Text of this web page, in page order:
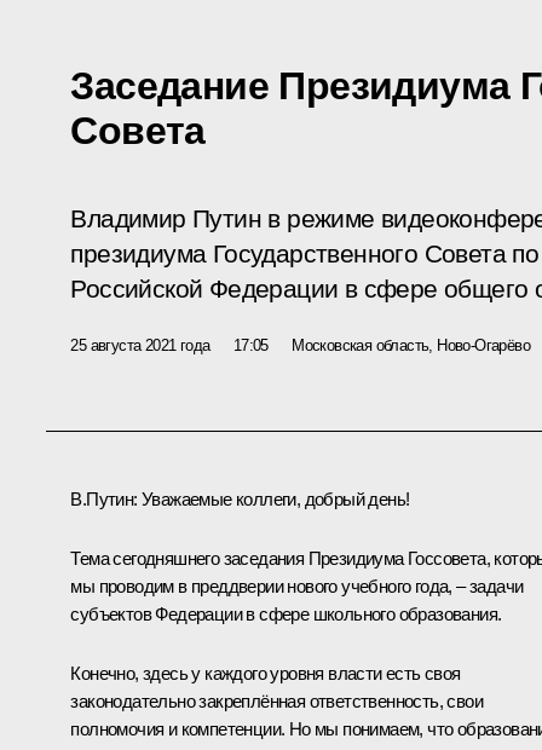
Заседание Президиума
Совета
Владимир Путин в режиме
президиума Государственного Совета
Российской Федерации в сфере общего
25 августа 2021 года 17:05 Московская область, Ново-Огарёво
В.Путин: Уважаемые коллеги, добрый день!
Тема сегодняшнего заседания Президиума Госсовета,
мы проводим в преддверии нового учебного года, – задачи
субъектов Федерации в сфере школьного образования.
Конечно, здесь у каждого уровня власти есть своя
законодательно закреплённая ответственность, свои
полномочия и компетенции. Но мы понимаем, что